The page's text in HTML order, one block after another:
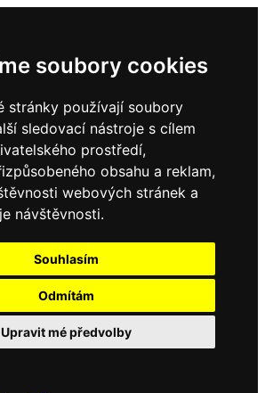
soubory cookies
stránky používají soubory
sledovací nástroje s cílem
prostředí,
obsahu a reklam,
webových stránek a
návštěvnosti.
Souhlasím
Odmítám
Upravit mé předvolby